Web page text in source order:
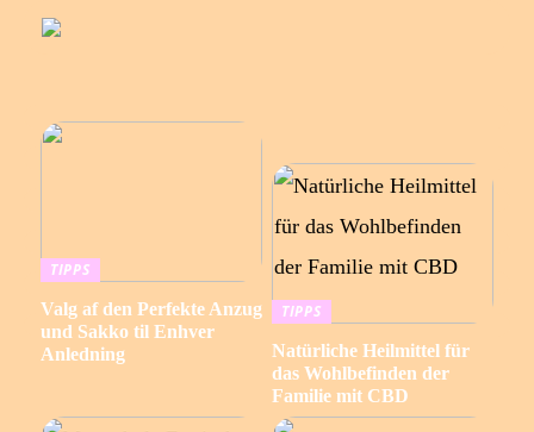
TIPPS
Valg af den Perfekte Anzug
und Sakko til Enhver
Anledning
TIPPS
Natürliche Heilmittel für
das Wohlbefinden der
Familie mit CBD